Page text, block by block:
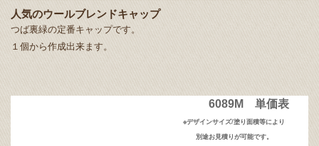
人気のウールブレンドキャップ
つば裏緑の定番キャップです。
１個から作成出来ます。
6089M 単価表
※デザインサイズ/塗り面積等により
別途お見積りが可能です。